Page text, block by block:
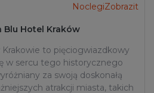
NoclegiZobrazit
Blu Hotel Kraków
to pięciogwiazdkowy
w sercu tego historycznego
za swoją doskonałą
atrakcji miasta, takich